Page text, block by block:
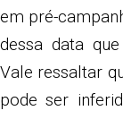
em pré-
dessa data
Vale ressaltar
pode ser